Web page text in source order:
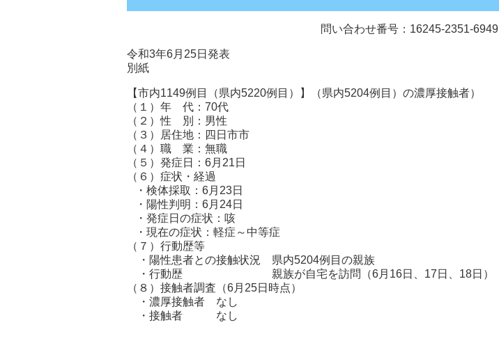
問い合わせ番号：16245-2351-6949
令和3年6月25日発表
別紙
【市内1149例目（県内5220例目）】（県内5204例目）の濃厚接触者）
（１）年 代：70代
（２）性 別：男性
（３）居住地：四日市市
（４）職 業：無職
（５）発症日：6月21日
（６）症状・経過
・検体採取：6月23日
・陽性判明：6月24日
・発症日の症状：咳
・現在の症状：軽症～中等症
（７）行動歴等
・陽性患者との接触状況 県内5204例目の親族
・行動歴 親族が自宅を訪問（6月16日、17日、18日）
（８）接触者調査（6月25日時点）
・濃厚接触者 なし
・接触者 なし